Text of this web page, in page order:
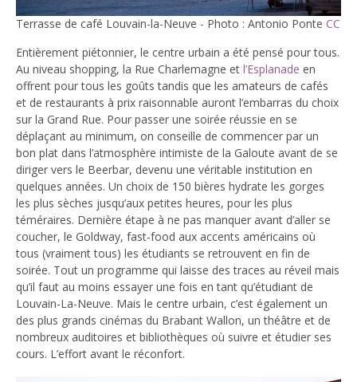
Terrasse de café Louvain-la-Neuve - Photo : Antonio Ponte CC
Entièrement piétonnier, le centre urbain a été pensé pour tous.
Au niveau shopping, la Rue Charlemagne et l’Esplanade en
offrent pour tous les goûts tandis que les amateurs de cafés
et de restaurants à prix raisonnable auront l’embarras du choix
sur la Grand Rue. Pour passer une soirée réussie en se
déplaçant au minimum, on conseille de commencer par un
bon plat dans l’atmosphère intimiste de la Galoute avant de se
diriger vers le Beerbar, devenu une véritable institution en
quelques années. Un choix de 150 bières hydrate les gorges
les plus sèches jusqu’aux petites heures, pour les plus
téméraires. Dernière étape à ne pas manquer avant d’aller se
coucher, le Goldway, fast-food aux accents américains où
tous (vraiment tous) les étudiants se retrouvent en fin de
soirée. Tout un programme qui laisse des traces au réveil mais
qu’il faut au moins essayer une fois en tant qu’étudiant de
Louvain-La-Neuve. Mais le centre urbain, c’est également un
des plus grands cinémas du Brabant Wallon, un théâtre et de
nombreux auditoires et bibliothèques où suivre et étudier ses
cours. L’effort avant le réconfort.